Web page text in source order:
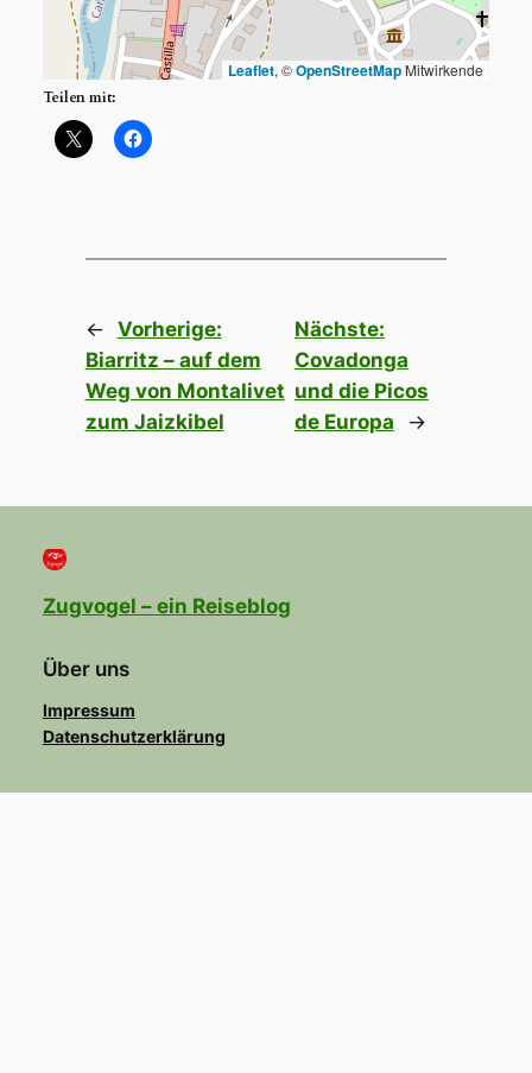
Leaflet, ©OpenStreetMap Mitwirkende
Teilen mit:
← Vorherige:
Biarritz – auf dem
Weg von Montalivet
zum Jaizkibel
Nächste:
Covadonga
und die Picos
de Europa
→
Zugvogel – ein Reiseblog
Über uns
Impressum
Datenschutzerklärung